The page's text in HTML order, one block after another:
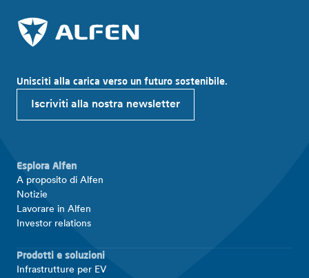
Unisciti alla carica verso un futuro sostenibile.
Iscriviti alla nostra newsletter
Esplora Alfen
A proposito di Alfen
Notizie
Lavorare in Alfen
Investor relations
Prodotti e soluzioni
Infrastrutture per EV